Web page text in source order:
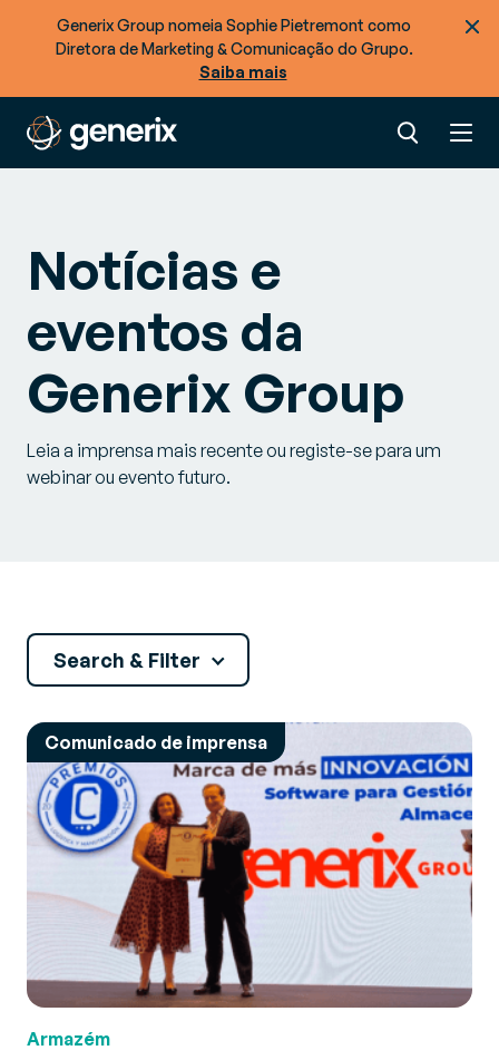
Generix Group nomeia Sophie Pietremont como
Diretora de Marketing & Comunicação do Grupo.
Saiba mais
Notícias e
eventos da
Generix Group
Leia a imprensa mais recente ou registe-se para um
webinar ou evento futuro.
Search & Filter
3PL
Armazém
Comércio omnicanal
Fatura eletrónica e EDI
Gestão de recursos
Notícias
Comunicado de imprensa
Armazém